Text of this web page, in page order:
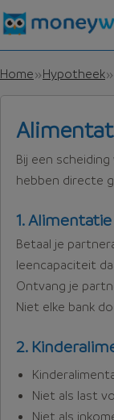
Home Hypotheek
Bij een
hebben directe
1.
Betaal je
leencapaciteit
Ontvang je
Niet elke bank
2.
Niet als last
Niet als